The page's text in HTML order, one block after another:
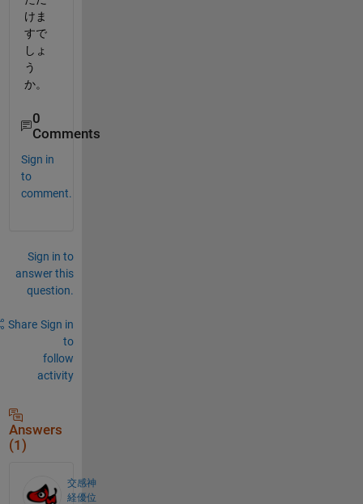
けま
すで
しょ
う
か。
0
Comments
Sign in
to
comment.
Sign in to
answer this
question.
Share Sign in
to
follow
activity
Answers
(1)
交感神
経優位